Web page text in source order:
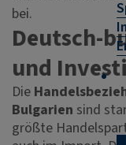
bei.
Deutsch-
und
Die
Bulgarien sind
größte